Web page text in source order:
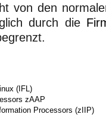
von den
durch die
(IFL)
zAAP
Processors (zIIP)